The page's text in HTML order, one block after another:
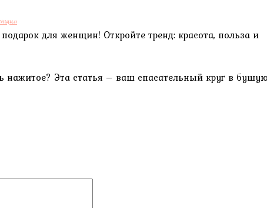
для женщин! Откройте тренд: красота, польза и
нажитое? Эта статья – ваш спасательный круг в